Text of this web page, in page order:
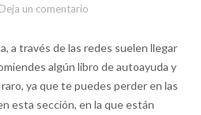
Deja un comentario
a través de las redes suelen llegar
algún libro de autoayuda y
ya que te puedes perder en las
esta sección, en la que están